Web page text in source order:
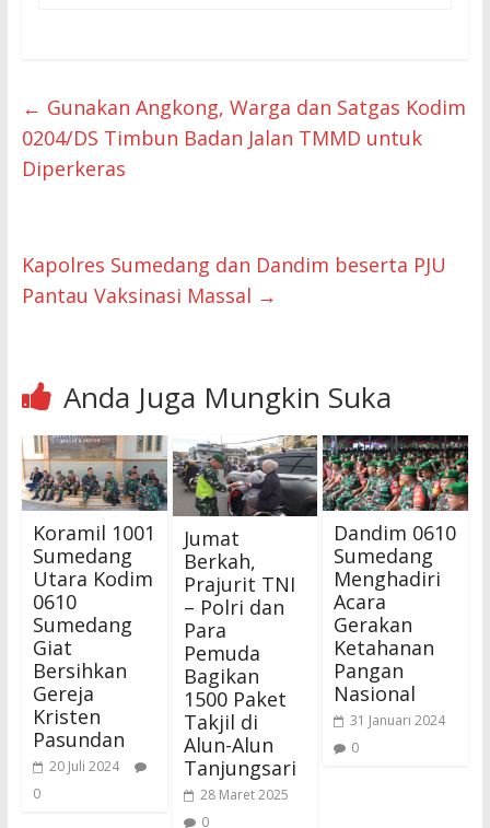
← Gunakan Angkong, Warga dan Satgas Kodim
0204/DS Timbun Badan Jalan TMMD untuk
Diperkeras
Kapolres Sumedang dan Dandim beserta PJU
Pantau Vaksinasi Massal →
Anda Juga Mungkin Suka
Koramil 1001
Sumedang
Utara Kodim
0610
Sumedang
Giat
Bersihkan
Gereja
Kristen
Pasundan
20 Juli 2024
0
Jumat
Berkah,
Prajurit TNI
– Polri dan
Para
Pemuda
Bagikan
1500 Paket
Takjil di
Alun-Alun
Tanjungsari
28 Maret 2025
0
Dandim 0610
Sumedang
Menghadiri
Acara
Gerakan
Ketahanan
Pangan
Nasional
31 Januari 2024
0